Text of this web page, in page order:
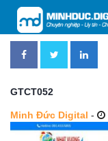
GTCT052
Minh Đức Digital -